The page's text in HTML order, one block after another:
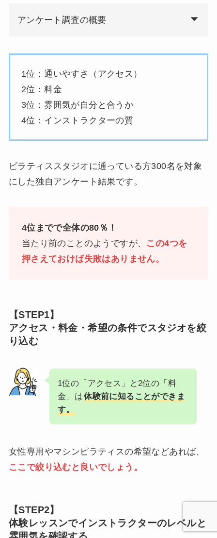
アンケート調査の概要
1位：通いやすさ（アクセス）
2位：料金
3位：雰囲気が自分と合うか
4位：インストラクターの質
ピラティススタジオに通っている方300名を対象
にした独自アンケート結果です。
4位までで全体の80％！
当たり前のことのようですが、 この4つを
押さえておけば失敗はありません。
【STEP1】
アクセス・料金・希望の条件でスタジオを絞
り込む
1位の「アクセス」と2位の「料
金」は体験前に知ることができま
す。
女性専用やマシンピラティスの希望などあれば、
ここで絞り込むと良いでしょう。
【STEP2】
体験レッスンでインストラクターのレベルと